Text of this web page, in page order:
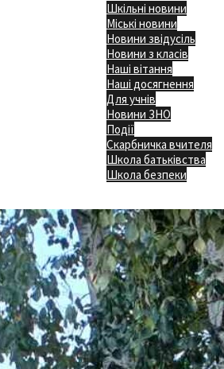
Шкільні новини
Міські новини
Новини звідусіль
Новини з класів
Наші вітання
Наші досягнення
Для учнів
Новини ЗНО
Події
Скарбничка вчителя
Школа батьківства
Школа безпеки